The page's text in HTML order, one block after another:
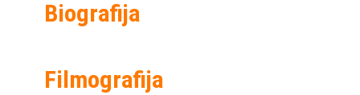
Biografija
Filmografija